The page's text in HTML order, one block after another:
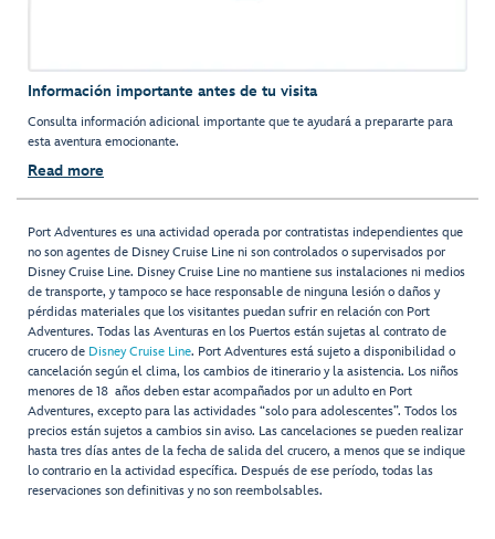
Información importante antes de tu visita
Consulta información adicional importante que te ayudará a prepararte para
esta aventura emocionante.
Read more
Port Adventures es una actividad operada por contratistas independientes que
no son agentes de Disney Cruise Line ni son controlados o supervisados por
Disney Cruise Line. Disney Cruise Line no mantiene sus instalaciones ni medios
de transporte, y tampoco se hace responsable de ninguna lesión o daños y
pérdidas materiales que los visitantes puedan sufrir en relación con Port
Adventures. Todas las Aventuras en los Puertos están sujetas al contrato de
crucero de Disney Cruise Line. Port Adventures está sujeto a disponibilidad o
cancelación según el clima, los cambios de itinerario y la asistencia. Los niños
menores de 18 años deben estar acompañados por un adulto en Port
Adventures, excepto para las actividades “solo para adolescentes”. Todos los
precios están sujetos a cambios sin aviso. Las cancelaciones se pueden realizar
hasta tres días antes de la fecha de salida del crucero, a menos que se indique
lo contrario en la actividad específica. Después de ese período, todas las
reservaciones son definitivas y no son reembolsables.